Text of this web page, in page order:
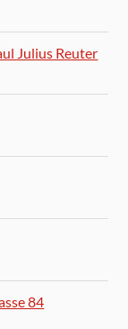
Julius Reuter
84